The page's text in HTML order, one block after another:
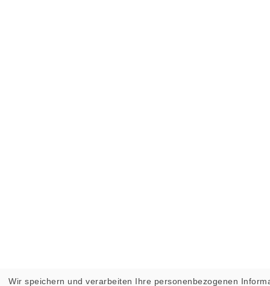
Wir speichern und verarbeiten Ihre personenbezogenen